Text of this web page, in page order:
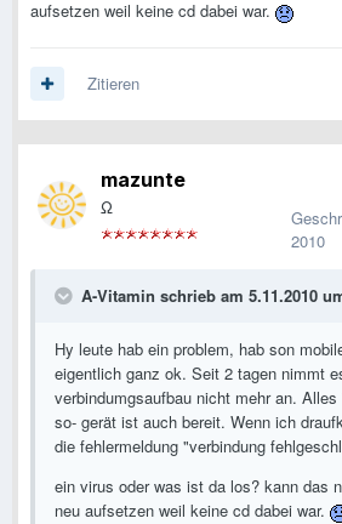
aufsetzen weil keine cd dabei war.
Zitieren
mazunte
Ω
2010
A-Vitamin schrieb am 5.11.2010
Hy leute hab ein problem, hab son
eigentlich ganz ok. Seit 2 tagen nimmt
verbindumgsaufbau nicht mehr an.
so- gerät ist auch bereit. Wenn ich
die fehlermeldung "verbindung
ein virus oder was ist da los? kann das
neu aufsetzen weil keine cd dabei war.